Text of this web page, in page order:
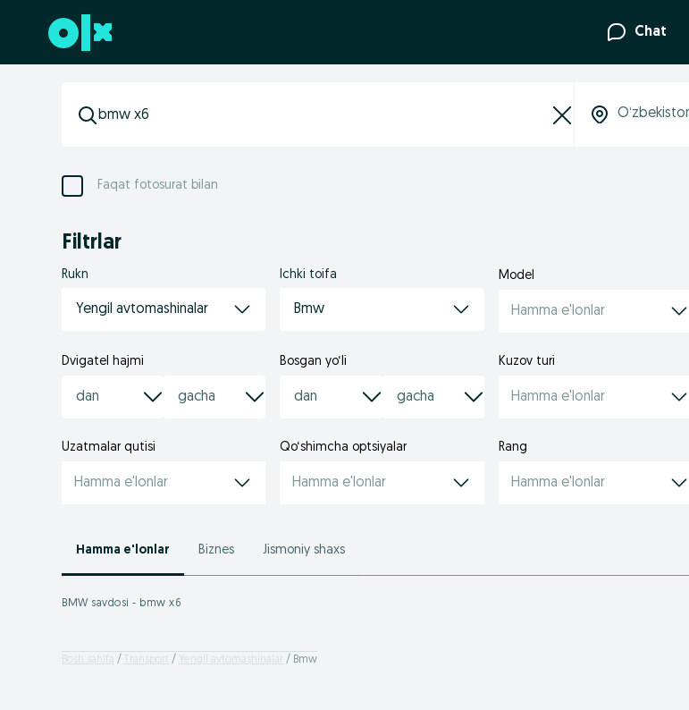
Futerga oʻtish Chat
Faqat fotosurat bilan
Filtrlar
Rukn
Yengil avtomashinalar
Ichki toifa
Bmw
Model
Hamma e'lonlar
Dvigatel hajmi Bosgan yo‘li Kuzov turi
Hamma e'lonlar
Uzatmalar qutisi
Hamma e'lonlar
Qo‘shimcha optsiyalar
Hamma e'lonlar
Rang
Hamma e'lonlar
Hamma e'lonlar Biznes Jismoniy shaxs
BMW savdosi - bmw x6
Bosh sahifa Transport Yengil avtomashinalar Bmw